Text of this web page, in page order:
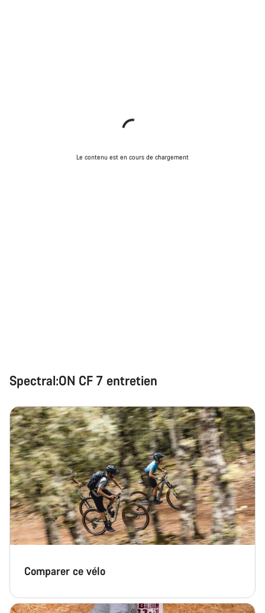
Le contenu est en cours de chargement
Spectral:ON CF 7 entretien
Comparer ce vélo